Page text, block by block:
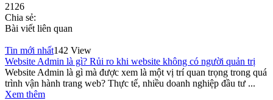
2126
Chia sẻ:
Bài viết liên quan
Tin mới nhất142 View
Website Admin là gì? Rủi ro khi website không có người quản trị
Website Admin là gì mà được xem là một vị trí quan trọng trong quá
trình vận hành trang web? Thực tế, nhiều doanh nghiệp đầu tư ...
Xem thêm